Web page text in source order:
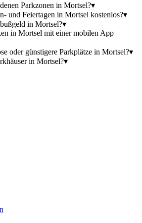
Parkzonen in Mortsel?▾
und Feiertagen in Mortsel kostenlos?▾
in Mortsel?▾
in Mortsel mit einer mobilen App
oder günstigere Parkplätze in Mortsel?▾
in Mortsel?▾